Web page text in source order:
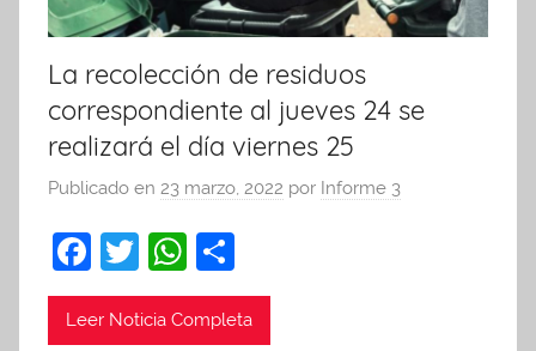
La recolección de residuos
correspondiente al jueves 24 se
realizará el día viernes 25
Publicado en 23 marzo, 2022 por Informe 3
F
a
c
T
w
itt
W
h
at
o
m
Leer Noticia Completa